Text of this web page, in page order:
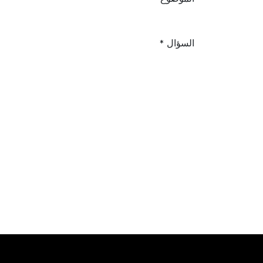
السؤال *